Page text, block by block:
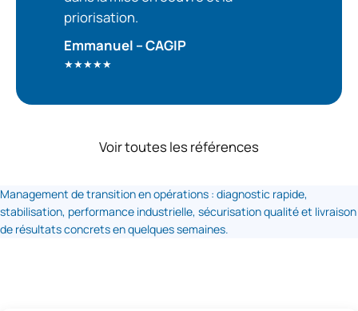
priorisation.
Emmanuel – CAGIP
★★★★★
Voir toutes les références
Management de transition en opérations : diagnostic rapide,
stabilisation, performance industrielle, sécurisation qualité et livraison
de résultats concrets en quelques semaines.